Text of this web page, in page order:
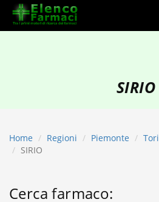
elencofarmaci.it
SIRIO
Home Regioni Piemonte
SIRIO
Cerca farmaco: